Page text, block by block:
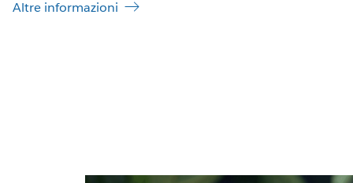
Altre informazioni